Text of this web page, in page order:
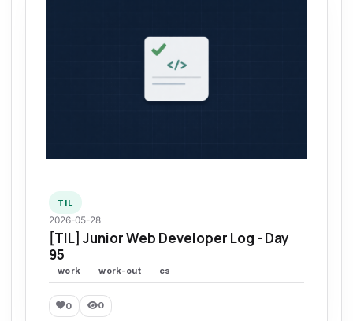
TIL
2026-05-28
[TIL] Junior Web Developer Log - Day
95
work work-out cs
0 0